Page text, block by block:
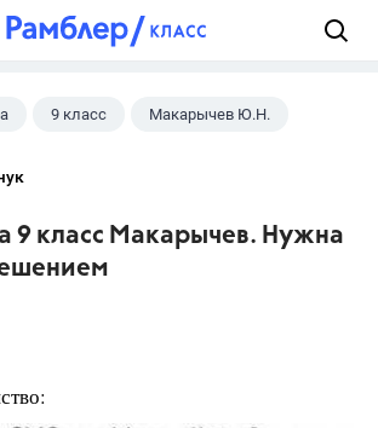
9 класс Макарычев Ю.Н.
9 класс Макарычев. Нужна